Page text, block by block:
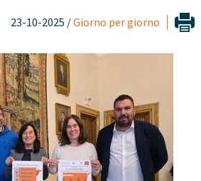
23-10-2025 /Giorno per giorno